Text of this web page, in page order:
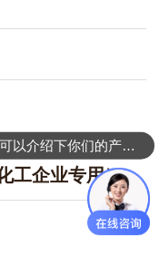
工企业专用）
可以介绍下你们的产品么？